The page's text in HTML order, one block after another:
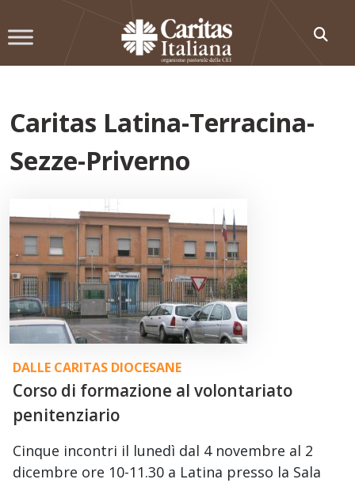
to
Caritas Latina-Terracina-
Sezze-Priverno
DALLE CARITAS DIOCESANE
Corso di formazione al volontariato
penitenziario
Cinque incontri il lunedì dal 4 novembre al 2
dicembre ore 10-11.30 a Latina presso la Sala